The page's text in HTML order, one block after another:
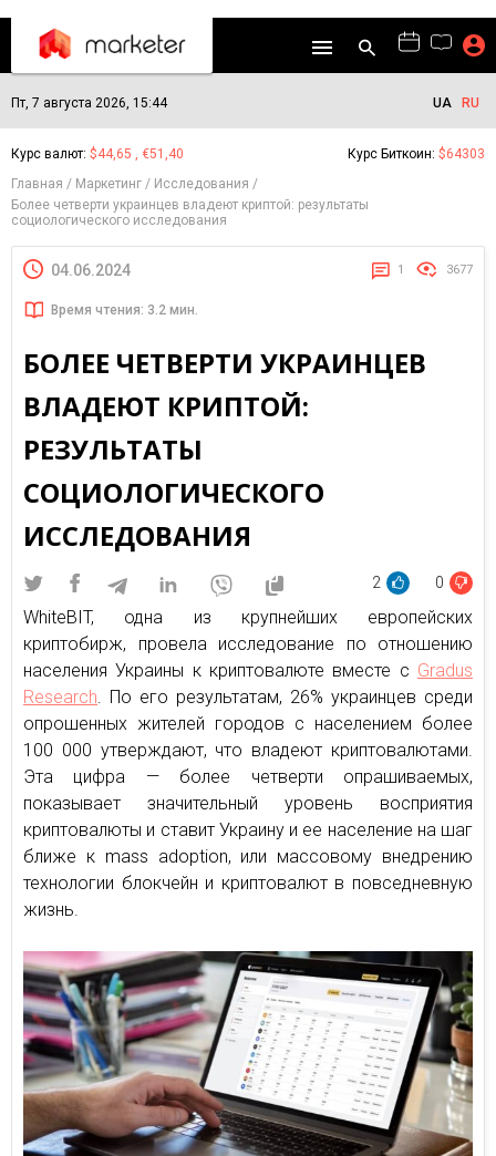
Пт, 7 августа 2026, 15:44 UA RU
Курс валют: $44,65 , €51,40 Курс Биткоин: $64303
Главная
Маркетинг
Исследования
Более четверти украинцев владеют криптой: результаты
социологического исследования
04.06.2024 1 3677
Время чтения: 3.2 мин.
БОЛЕЕ ЧЕТВЕРТИ УКРАИНЦЕВ
ВЛАДЕЮТ КРИПТОЙ:
РЕЗУЛЬТАТЫ
СОЦИОЛОГИЧЕСКОГО
ИССЛЕДОВАНИЯ
2 0
WhiteBIT, одна из крупнейших европейских
криптобирж, провела исследование по отношению
населения Украины к криптовалюте вместе с Gradus
Research. По его результатам, 26% украинцев среди
опрошенных жителей городов с населением более
100 000 утверждают, что владеют криптовалютами.
Эта цифра — более четверти опрашиваемых,
показывает значительный уровень восприятия
криптовалюты и ставит Украину и ее население на шаг
ближе к mass adoption, или массовому внедрению
технологии блокчейн и криптовалют в повседневную
жизнь.